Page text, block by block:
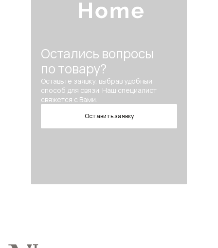
Остались вопросы
по товару?
Оставьте заявку, выбрав удобный
способ для связи. Наш специалист
свяжется с Вами.
Оставить заявку